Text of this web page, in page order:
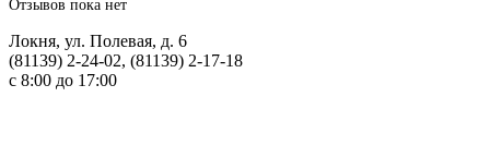
Отзывов пока нет
Локня, ул. Полевая, д. 6
(81139) 2-24-02, (81139) 2-17-18
с 8:00 до 17:00